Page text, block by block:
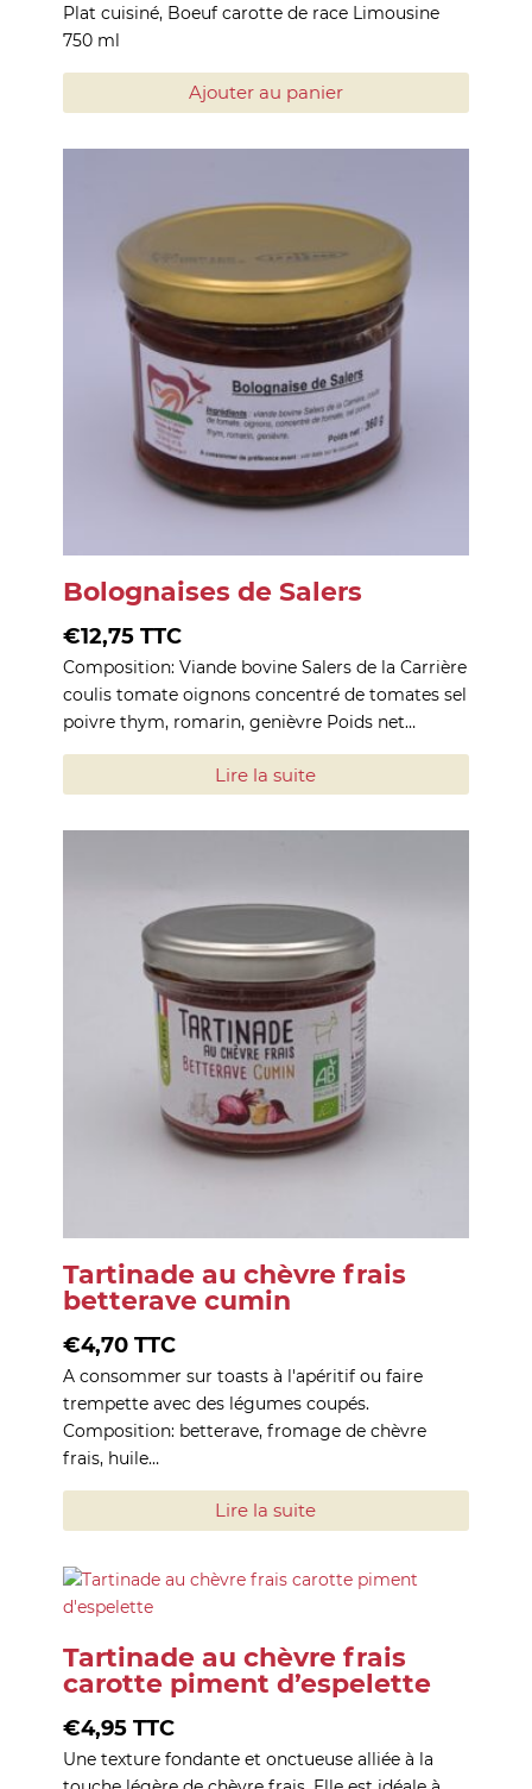
prix
prix
est :
Plat cuisiné, Boeuf carotte de race Limousine
750 ml
Ajouter au panier
Bolognaises de Salers
€12,75 TTC
Composition: Viande bovine Salers de la Carrière
coulis tomate oignons concentré de tomates sel
poivre thym, romarin, genièvre Poids net…
Lire la suite
Tartinade au chèvre frais
betterave cumin
€4,70 TTC
A consommer sur toasts à l'apéritif ou faire
trempette avec des légumes coupés.
Composition: betterave, fromage de chèvre
frais, huile…
Lire la suite
Tartinade au chèvre frais
carotte piment d’espelette
€4,95 TTC
Une texture fondante et onctueuse alliée à la